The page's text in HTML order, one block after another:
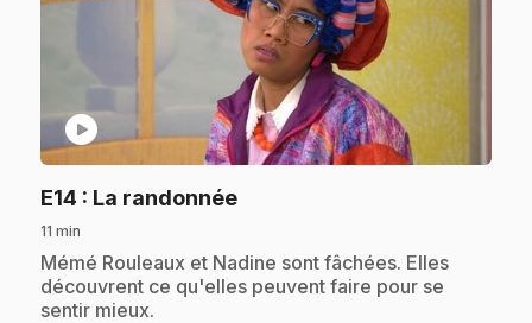
play_circle
E14 : La randonnée.
11 min
.Mémé Rouleaux et Nadine sont fâchées. Elles
découvrent ce qu'elles peuvent faire pour se
sentir mieux.